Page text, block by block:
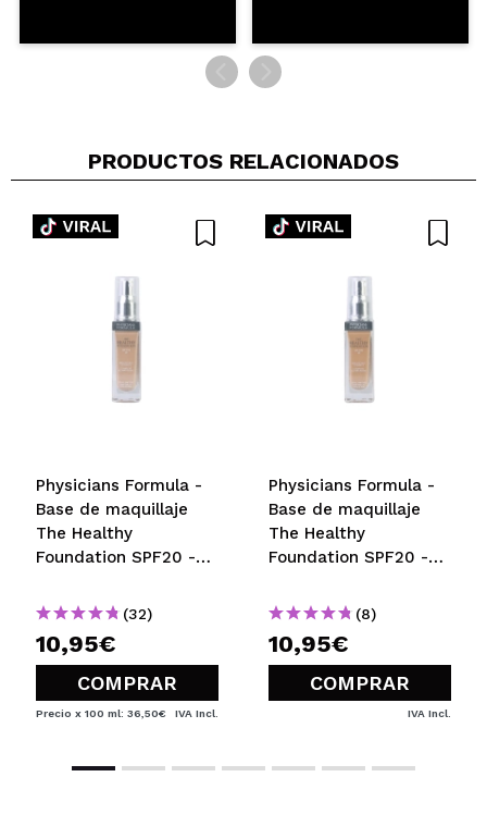
PRODUCTOS RELACIONADOS
Physicians Formula -
Base de maquillaje
The Healthy
Foundation SPF20 -
(32)
10,95€
COMPRAR
Precio x 100 ml: 36,50€ IVA Incl.
Physicians Formula -
Base de maquillaje
The Healthy
Foundation SPF20 -
(8)
10,95€
COMPRAR
IVA Incl.